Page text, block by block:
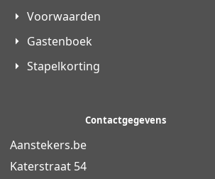
Voorwaarden
Gastenboek
Stapelkorting
Contactgegevens
Aanstekers.be
Katerstraat 54